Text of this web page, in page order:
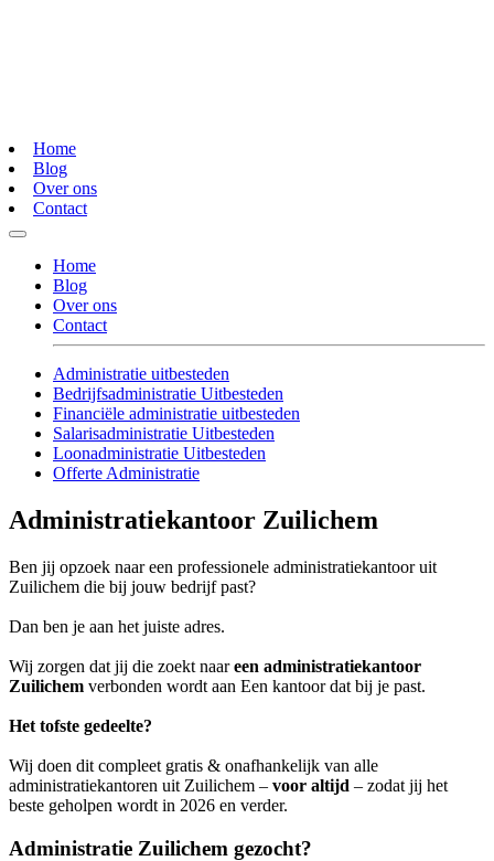
Home
Blog
Over ons
Contact
Home
Blog
Over ons
Contact
Administratie uitbesteden
Bedrijfsadministratie Uitbesteden
Financiële administratie uitbesteden
Salarisadministratie Uitbesteden
Loonadministratie Uitbesteden
Offerte Administratie
Administratiekantoor Zuilichem
Ben jij opzoek naar een professionele administratiekantoor uit
Zuilichem die bij jouw bedrijf past?
Dan ben je aan het juiste adres.
Wij zorgen dat jij die zoekt naareen administratiekantoor
Zuilichem verbonden wordt aan Een kantoor dat bij je past.
Het tofste gedeelte?
Wij doen dit compleet gratis & onafhankelijk van alle
administratiekantoren uit Zuilichem – voor altijd – zodat jij het
beste geholpen wordt in 2026 en verder.
Administratie Zuilichem gezocht?